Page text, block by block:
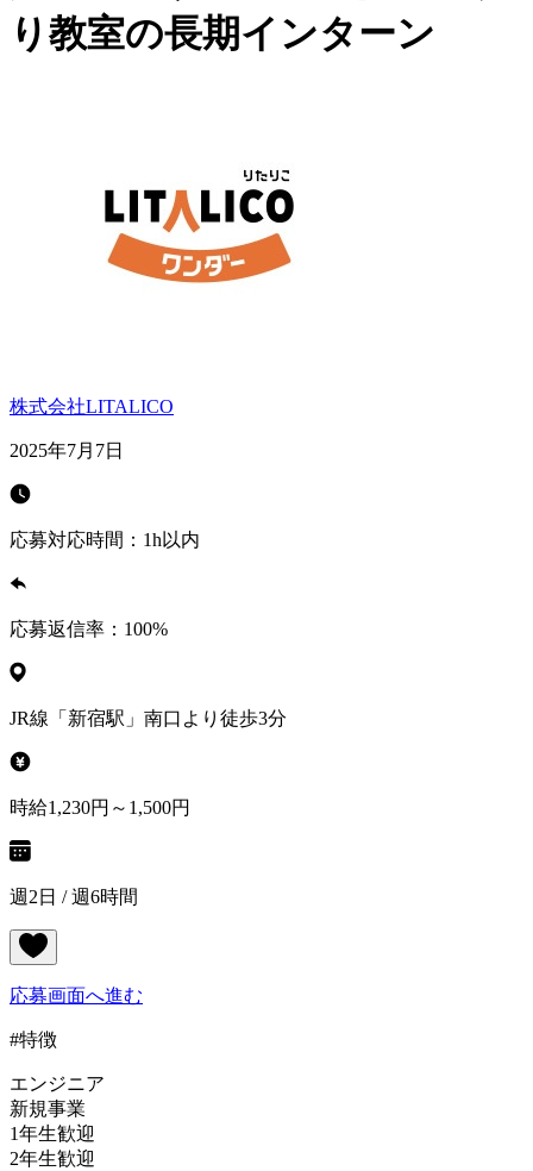
り教室の長期インターン
株式会社LITALICO
2025年7月7日
応募対応時間： 1h以内
応募返信率： 100%
JR線「新宿駅」南口より徒歩3分
時給1,230円～1,500円
週2日 / 週6時間
応募画面へ進む
#特徴
エンジニア
新規事業
1年生歓迎
2年生歓迎